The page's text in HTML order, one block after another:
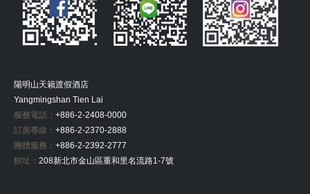
陽明山天籟渡假酒店
Yangmingshan Tien Lai
服務電話： +886-2-2408-0000
訂房專線： +886-2-2370-2888
團體服務： +886-2-2392-2777
館址： 208新北市金山區重和里名流路1-7號